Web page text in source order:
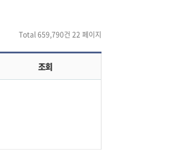
Total 659,790건 22 페이지
조회